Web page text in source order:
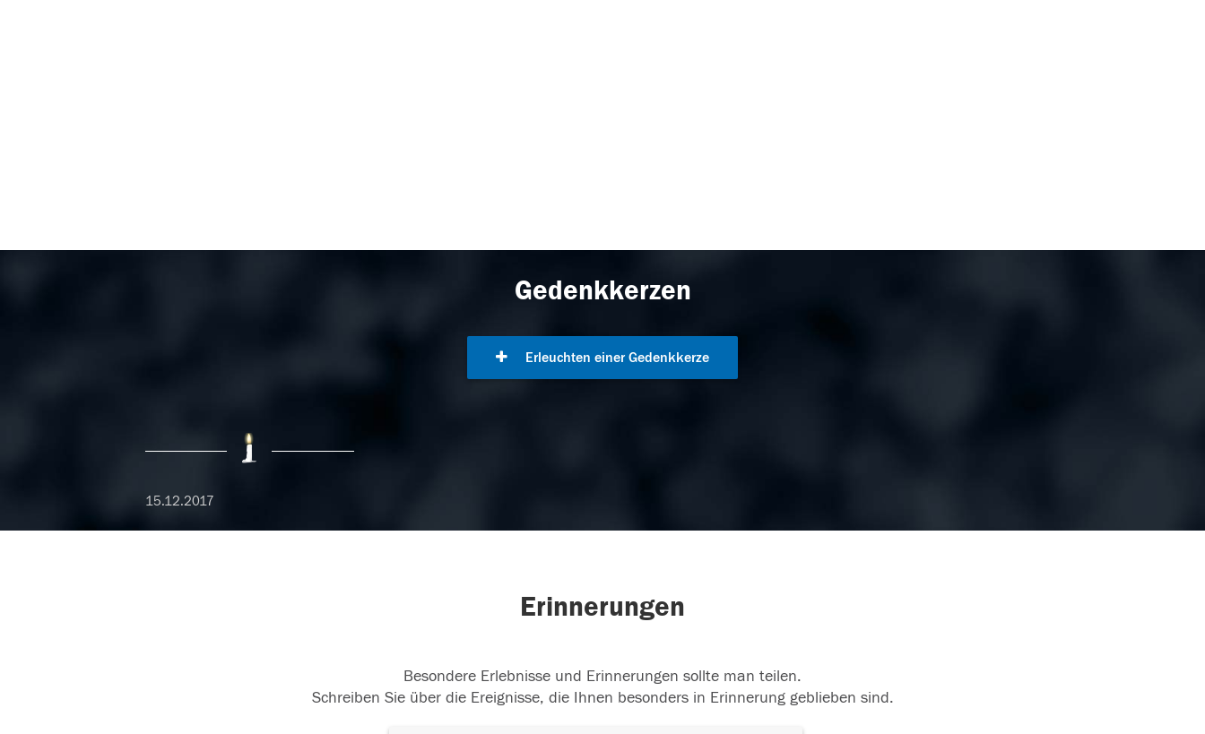
Gedenkkerzen
Erleuchten einer Gedenkkerze
15.12.2017
Erinnerungen
Besondere Erlebnisse und Erinnerungen sollte man teilen.
Schreiben Sie über die Ereignisse, die Ihnen besonders in Erinnerung geblieben sind.